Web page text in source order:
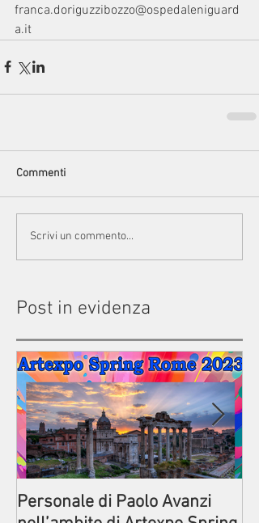
franca.doriguzzibozzo@ospedaleniguard
a.it
Commenti
Scrivi un commento...
Post in evidenza
Personale di Paolo Avanzi